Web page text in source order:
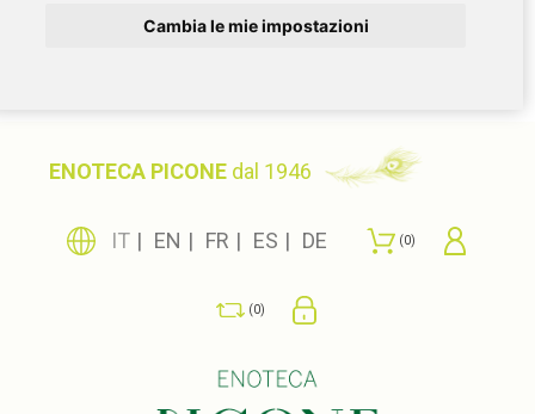
Cambia le mie impostazioni
ENOTECA PICONE dal 1946
IT EN FR ES DE 0
0